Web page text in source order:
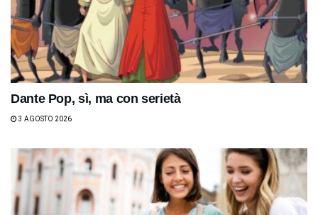
Dante Pop, sì, ma con serietà
3 AGOSTO 2026